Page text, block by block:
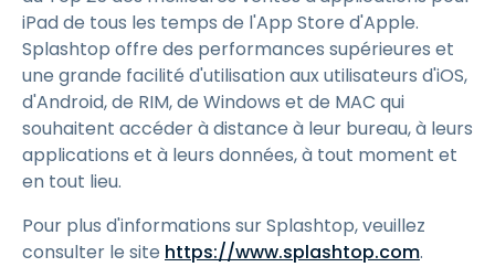
iPad de tous les temps de l'App Store d'Apple.
Splashtop offre des performances supérieures et
une grande facilité d'utilisation aux utilisateurs d'iOS,
d'Android, de RIM, de Windows et de MAC qui
souhaitent accéder à distance à leur bureau, à leurs
applications et à leurs données, à tout moment et
en tout lieu.
Pour plus d'informations sur Splashtop, veuillez
consulter le site https://www.splashtop.com.